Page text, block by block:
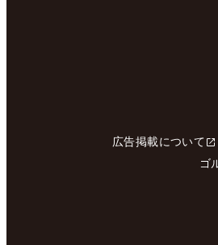
広告掲載について
ゴ